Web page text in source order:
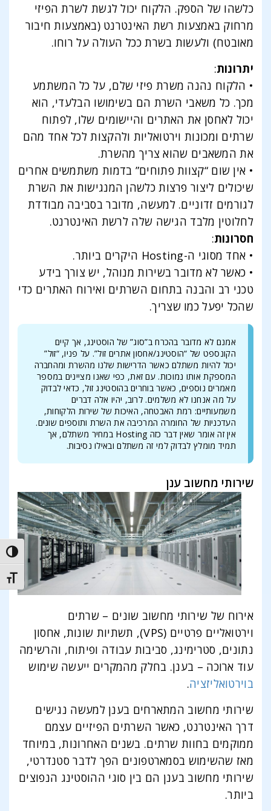
size
כלשהו של הספק. הלקוח יכול לגשת לשרת הפיזי
מרחוק באמצעות רשת האינטרנט (באמצעות חיבור
מאובטח) ולעשות בשרת ככל העולה על רוחו.
יתרונות:
• הלקוח נהנה משרת פיזי שלם, על כל המשתמע
מכך. כל משאבי השרת הם בשימושו הבלעדי, הוא
יכול לאחסן את האתרים והיישומים שלו, לפתוח
שרתים ומכונות וירטואליות ולהקצות לכל אחד מהם
את המשאבים שהוא צריך מהשרת.
• אין שום “קצוות פתוחים” בדמות משתמשים אחרים
שיכולים ליצור פרצות כלשהן המנגישות את השרת
לגורמים זדוניים. למעשה, מדובר בסביבה מבודדת
לחלוטין מלבד הגישה שלה לרשת האינטרנט.
חסרונות:
• אחד מסוגי ה-Hosting היקרים ביותר.
• כאשר לא מדובר בשירות מנוהל, יש צורך בידע
טכני רב והבנה בתחום השרתים ואירוח האתרים כדי
שהכל יפעל כמו שצריך.
אמנם לא מדובר בהכרח ב”סוג” של הוסטינג, אך קיים
הקונספט של “הוסטינג/אחסון אתרים זול”. על פניו, “זול”
יכול להיות משתלם כאשר הדרישות שלנו מהשרת ומהחברה
המספקת אותו נמוכות. עם זאת, כפי שאנו מציינים במספר
מאמרים נוספים, כאשר בוחרים בהוסטינג זול, כדאי לבדוק
על מה אנחנו לא משלמים. לרוב, יהיו אלה דברים
משמעותיים: רמת האבטחה, האיכות של שירות הלקוחות,
העדכניות של החומרה המרכיבה את השרת ותוספים שונים.
אין זה אומר שאין דבר כזה Hosting במחיר משתלם, אך
תמיד מומלץ לבדוק למי זה משתלם ובאילו נסיבות.
שירותי מחשוב ענן
אירוח של שירותי מחשוב שונים – שרתים
וירטואליים פרטיים (VPS), תשתיות שונות, אחסון
נתונים, סטרימינג, סביבות עבודה ופיתוח, והרשימה
עוד ארוכה – בענן. בחלק מהמקרים ייעשה שימוש
בוירטואליזציה.
שירותי מחשוב המתארחים בענן למעשה נגישים
דרך האינטרנט, כאשר השרתים הפיזיים עצמם
ממוקמים בחוות שרתים. בשנים האחרונות, במיוחד
מאז שהשימוש בסמארטפונים הפך לדבר סטנדרטי,
שירותי מחשוב בענן הם בין סוגי ההוסטינג הנפוצים
ביותר.